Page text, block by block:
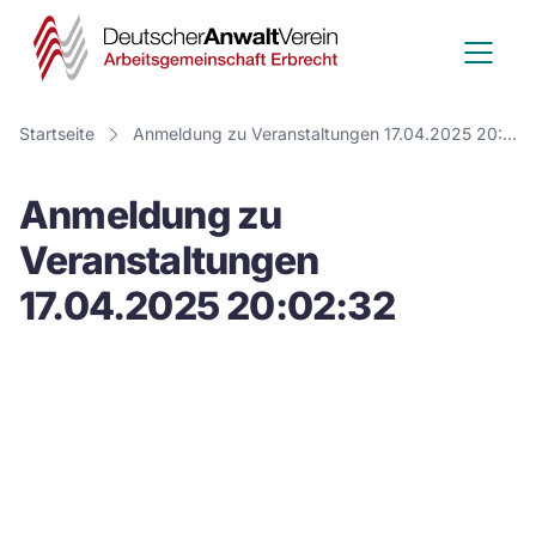
Deutscher
Anwalt
Verein
Startseite Anmeldung zu Veranstaltungen 17.04.2025 20:02:32
Anmeldung zu
Veranstaltungen
17.04.2025 20:02:32